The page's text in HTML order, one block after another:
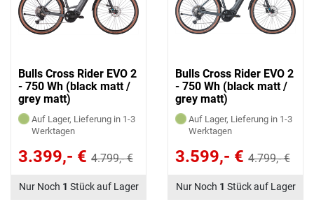
Bulls Cross Rider EVO 2
- 750 Wh (black matt /
grey matt)
Auf Lager, Lieferung in 1-3
Werktagen
3.399,- € 4.799,- €
Nur Noch 1 Stück auf Lager
Bulls Cross Rider EVO 2
- 750 Wh (black matt /
grey matt)
Auf Lager, Lieferung in 1-3
Werktagen
3.599,- € 4.799,- €
Nur Noch 1 Stück auf Lager